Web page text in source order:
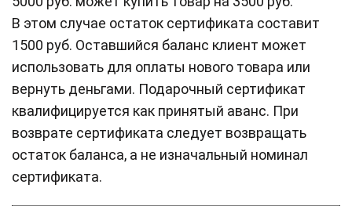
В этом случае остаток сертификата составит
1500 руб. Оставшийся баланс клиент может
использовать для оплаты нового товара или
вернуть деньгами. Подарочный сертификат
квалифицируется как принятый аванс. При
возврате сертификата следует возвращать
остаток баланса, а не изначальный номинал
сертификата.